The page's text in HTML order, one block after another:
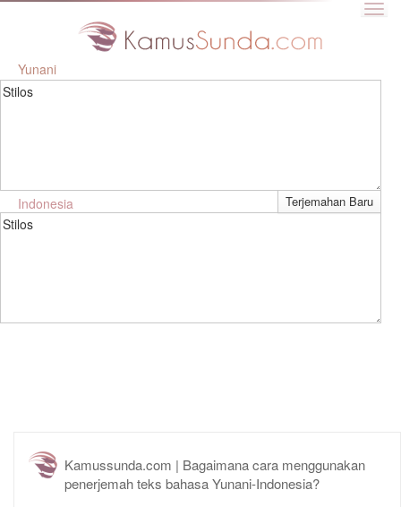
Yunani
Stilos
Indonesia
Stilos
Kamussunda.com | Bagaimana cara menggunakan
penerjemah teks bahasa Yunani-Indonesia?